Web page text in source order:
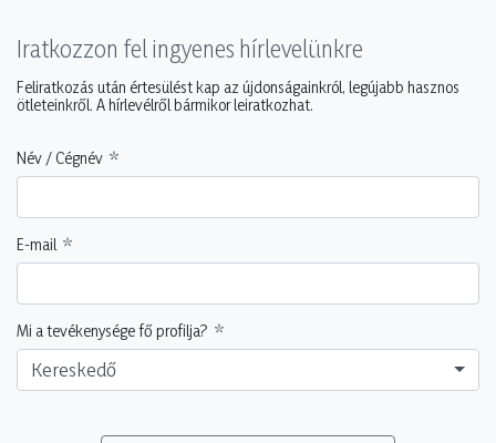
Iratkozzon fel ingyenes hírlevelünkre
Feliratkozás után értesülést kap az újdonságainkról, legújabb hasznos
ötleteinkről. A hírlevélről bármikor leiratkozhat.
Név / Cégnév
E-mail
Mi a tevékenysége fő profilja?
Kereskedő